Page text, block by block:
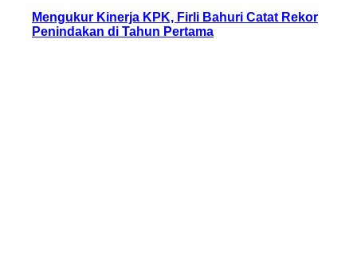
Mengukur Kinerja KPK, Firli Bahuri Catat Rekor
Penindakan di Tahun Pertama